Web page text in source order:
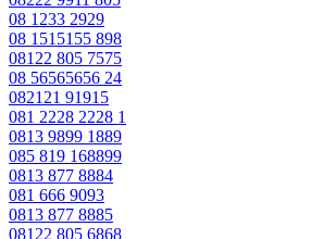
08 1233 2929
08 1515155 898
08122 805 7575
08 56565656 24
082121 91915
081 2228 2228 1
0813 9899 1889
085 819 168899
0813 877 8884
081 666 9093
0813 877 8885
08122 805 6868